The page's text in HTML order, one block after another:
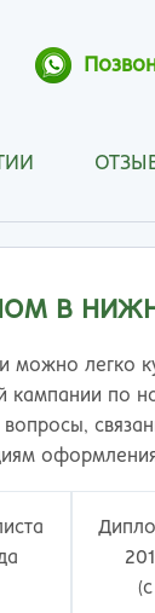
Барнаул
Белгород
Бийск
Великий
Владикавказ
В
можно легко
по
оформления